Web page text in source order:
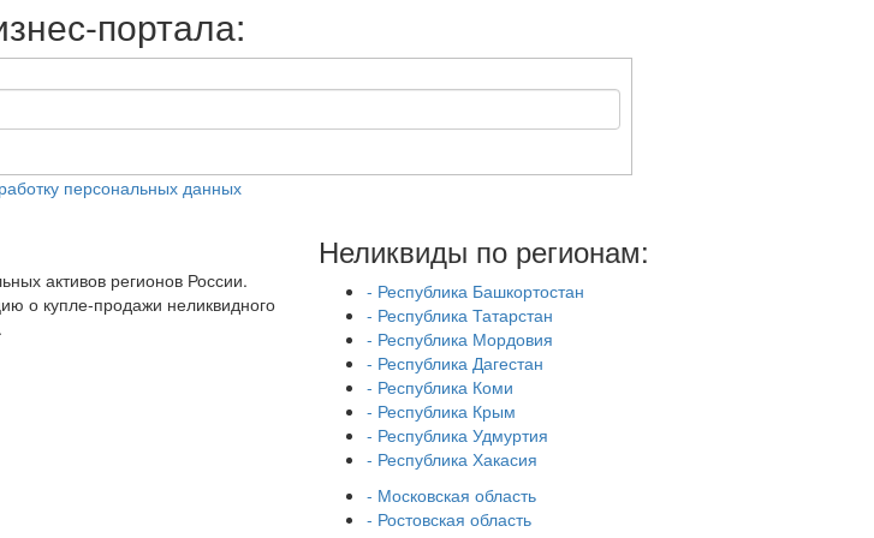
портала:
персональных данных
Неликвиды по регионам:
- Республика Башкортостан
- Республика Татарстан
- Республика Мордовия
- Республика Дагестан
- Республика Коми
- Республика Крым
- Республика Удмуртия
- Республика Хакасия
- Московская область
- Ростовская область
активов регионов России.
о купле-продажи неликвидного